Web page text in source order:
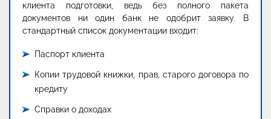
клиента подготовки, ведь без полного пакета
документов ни один банк не одобрит заявку. В
стандартный список документации входит:
Паспорт клиента
Копии трудовой книжки, прав, старого договора по
кредиту
Справки о доходах